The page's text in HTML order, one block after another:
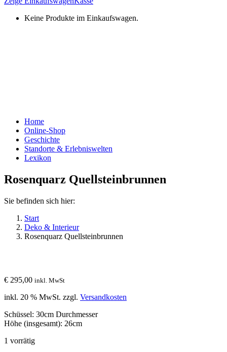
Keine Produkte im Einkaufswagen.
Home
Online-Shop
Geschichte
Standorte & Erlebniswelten
Lexikon
Rosenquarz Quellsteinbrunnen
Sie befinden sich hier:
Start
Deko & Interieur
Rosenquarz Quellsteinbrunnen
€ 295,00 inkl. MwSt
inkl. 20 % MwSt. zzgl. Versandkosten
Schüssel: 30cm Durchmesser
Höhe (insgesamt): 26cm
1 vorrätig